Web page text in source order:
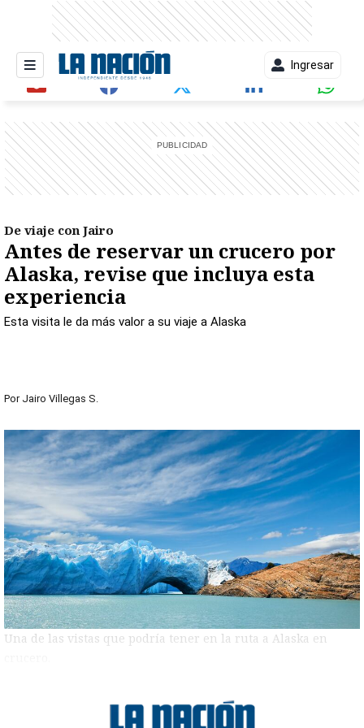
Ingresar
De viaje con Jairo
Antes de reservar un crucero por
Alaska, revise que incluya esta
experiencia
Esta visita le da más valor a su viaje a Alaska
Por Jairo Villegas S.
Una de las vistas que podría tener en la ruta a Alaska en